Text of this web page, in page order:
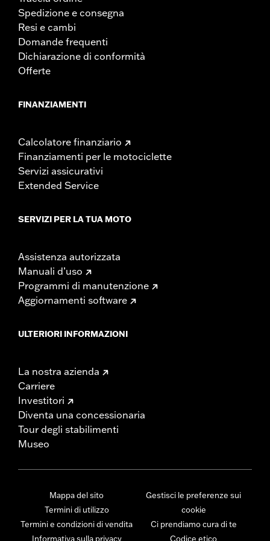
Spedizione e consegna
Resi e cambi
Domande frequenti
Dichiarazione di conformità
Offerte
FINANZIAMENTI
Calcolatore finanziario
Finanziamenti per le motociclette
Servizi assicurativi
Extended Service
SERVIZI PER LA TUA MOTO
Assistenza autorizzata
Manuali d’uso
Programmi di manutenzione
Aggiornamenti software
ULTERIORI INFORMAZIONI
La nostra azienda
Carriere
Investitori
Diventa una concessionaria
Tour degli stabilimenti
Museo
Mappa del sito
Termini di utilizzo
Termini e condizioni di vendita
Informativa sulla privacy
Gestisci le preferenze sui
cookie
Ci prendiamo cura di te
Codice etico